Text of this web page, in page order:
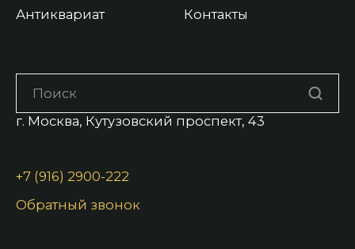
Антиквариат
Контакты
г. Москва, Кутузовский проспект, 43
+7 (916) 2900-222
Обратный звонок